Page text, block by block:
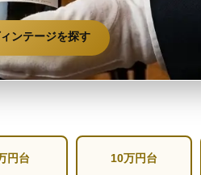
ンテージを探す
円台 10万円台